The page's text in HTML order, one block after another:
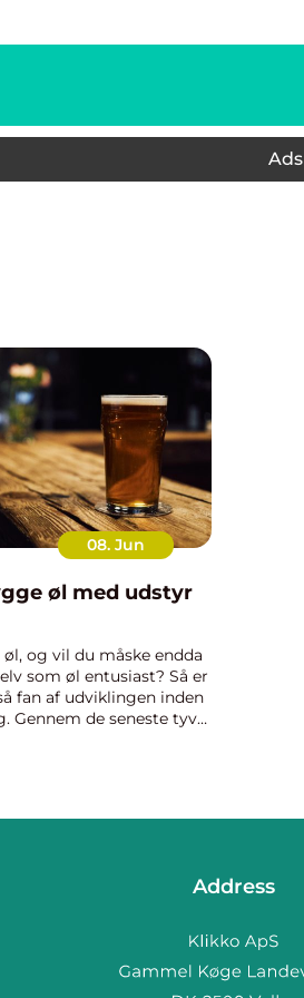
Ads
08. Jun
øl med udstyr
og vil du måske endda
som øl entusiast? Så er
fan af udviklingen inden
Gennem de seneste tyve
Address